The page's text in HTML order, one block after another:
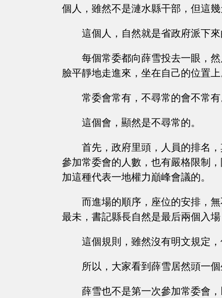
個人，雖然不是漣水縣干部，但這
這個人，自然就是省政府派下
每個常委都向薛雪投去一眼，
臉平靜地走進來，坐在自己的位置
常委會常有，不尋常的會不常
這個會，顯然是不尋常的。
首先，政府里頭，人員的排名
參加常委會的人數，也有嚴格限制
加這種代表一地權力巔峰會議的。
而進場的順序，座位的安排，
最未，書記縣長自然是最后兩個入
這個規則，雖然沒有明文規定
所以，大家看到薛雪居然頭一
薛雪也不是第一次參加常委會